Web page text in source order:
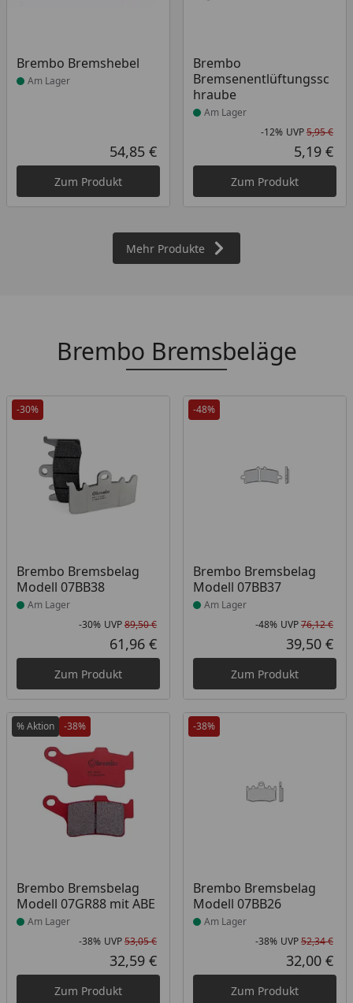
Brembo Bremshebel
Produkt am Lager
Am Lager
Aktueller Preis
54,85 €
Zum Produkt
Brembo
Bremsenentlüftungssc
hraube
Produkt am Lager
Am Lager
-12% UVP5,95 €
5,19 €
Zum Produkt
Mehr Produkte
Brembo Bremsbeläge
-30%
Brembo Bremsbelag
Modell 07BB38
Produkt am Lager
Am Lager
Rabatt in Prozent
-30%
Ursprünglicher Preis
UVP89,50 €
Aktueller Preis
61,96 €
Zum Produkt
-48%
Brembo Bremsbelag
Modell 07BB37
Produkt am Lager
Am Lager
-48% UVP76,12 €
39,50 €
Zum Produkt
% Aktion -38%
Brembo Bremsbelag
Modell 07GR88 mit ABE
Produkt am Lager
Am Lager
Rabatt in Prozent
-38%
Ursprünglicher Preis
UVP53,05 €
Aktueller Preis
32,59 €
Zum Produkt
-38%
Brembo Bremsbelag
Modell 07BB26
Produkt am Lager
Am Lager
-38% UVP52,34 €
32,00 €
Zum Produkt